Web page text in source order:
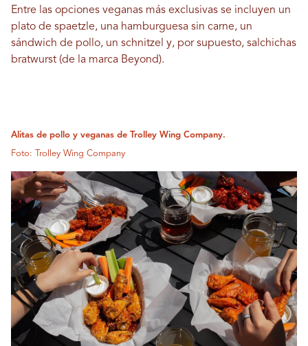
Entre las opciones veganas más exclusivas se incluyen un
plato de spaetzle, una hamburguesa sin carne, un
sándwich de pollo, un schnitzel y, por supuesto, salchichas
bratwurst (de la marca Beyond).
Alitas de pollo y veganas de Trolley Wing Company.
Foto: Trolley Wing Company